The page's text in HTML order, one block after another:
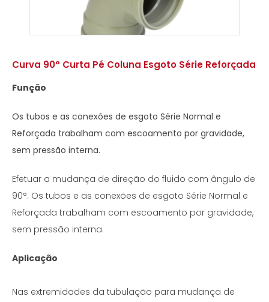
Curva 90° Curta Pé Coluna Esgoto Série Reforçada
Função
Os tubos e as conexões de esgoto Série Normal e
Reforçada trabalham com escoamento por gravidade,
sem pressão interna.
Efetuar a mudança de direção do fluido com ângulo de
90°. Os tubos e as conexões de esgoto Série Normal e
Reforçada trabalham com escoamento por gravidade,
sem pressão interna.
Aplicação
Nas extremidades da tubulação para mudança de